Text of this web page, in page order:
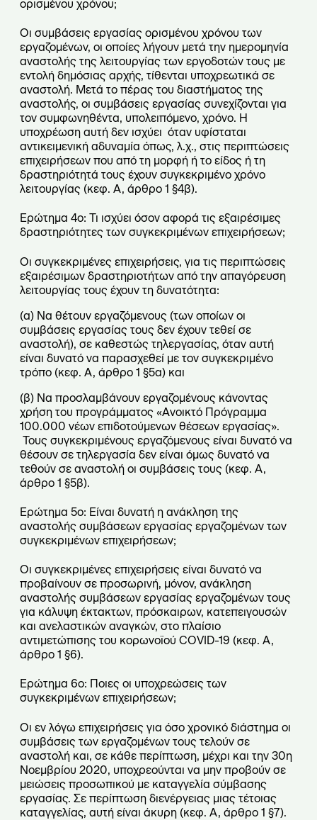
ορισμένου χρόνου;
Οι συμβάσεις εργασίας ορισμένου χρόνου των
εργαζομένων, οι οποίες λήγουν μετά την ημερομηνία
αναστολής της λειτουργίας των εργοδοτών τους με
εντολή δημόσιας αρχής, τίθενται υποχρεωτικά σε
αναστολή. Μετά το πέρας του διαστήματος της
αναστολής, οι συμβάσεις εργασίας συνεχίζονται για
τον συμφωνηθέντα, υπολειπόμενο, χρόνο. Η
υποχρέωση αυτή δεν ισχύει όταν υφίσταται
αντικειμενική αδυναμία όπως, λ.χ., στις περιπτώσεις
επιχειρήσεων που από τη μορφή ή το είδος ή τη
δραστηριότητά τους έχουν συγκεκριμένο χρόνο
λειτουργίας (κεφ. Α, άρθρο 1 §4β).
Ερώτημα 4ο: Τι ισχύει όσον αφορά τις εξαιρέσιμες
δραστηριότητες των συγκεκριμένων επιχειρήσεων;
Οι συγκεκριμένες επιχειρήσεις, για τις περιπτώσεις
εξαιρέσιμων δραστηριοτήτων από την απαγόρευση
λειτουργίας τους έχουν τη δυνατότητα:
(α) Να θέτουν εργαζόμενους (των οποίων οι
συμβάσεις εργασίας τους δεν έχουν τεθεί σε
αναστολή), σε καθεστώς τηλεργασίας, όταν αυτή
είναι δυνατό να παρασχεθεί με τον συγκεκριμένο
τρόπο (κεφ. Α, άρθρο 1 §5α) και
(β) Να προσλαμβάνουν εργαζομένους κάνοντας
χρήση του προγράμματος «Ανοικτό Πρόγραμμα
100.000 νέων επιδοτούμενων θέσεων εργασίας».
Τους συγκεκριμένους εργαζόμενους είναι δυνατό να
θέσουν σε τηλεργασία δεν είναι όμως δυνατό να
τεθούν σε αναστολή οι συμβάσεις τους (κεφ. Α,
άρθρο 1 §5β).
Ερώτημα 5ο: Είναι δυνατή η ανάκληση της
αναστολής συμβάσεων εργασίας εργαζομένων των
συγκεκριμένων επιχειρήσεων;
Οι συγκεκριμένες επιχειρήσεις είναι δυνατό να
προβαίνουν σε προσωρινή, μόνον, ανάκληση
αναστολής συμβάσεων εργασίας εργαζομένων τους
για κάλυψη έκτακτων, πρόσκαιρων, κατεπειγουσών
και ανελαστικών αναγκών, στο πλαίσιο
αντιμετώπισης του κορωνοϊού COVID-19 (κεφ. Α,
άρθρο 1 §6).
Ερώτημα 6ο: Ποιες οι υποχρεώσεις των
συγκεκριμένων επιχειρήσεων;
Οι εν λόγω επιχειρήσεις για όσο χρονικό διάστημα οι
συμβάσεις των εργαζομένων τους τελούν σε
αναστολή και, σε κάθε περίπτωση, μέχρι και την 30η
Νοεμβρίου 2020, υποχρεούνται να μην προβούν σε
μειώσεις προσωπικού με καταγγελία σύμβασης
εργασίας. Σε περίπτωση διενέργειας μιας τέτοιας
καταγγελίας, αυτή είναι άκυρη (κεφ. Α, άρθρο 1 §7).